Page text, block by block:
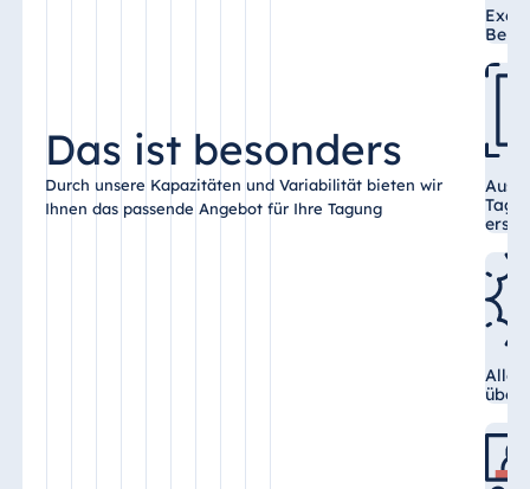
Das ist besonders
Durch unsere Kapazitäten und Variabilität bieten wir
Ihnen das passende Angebot für Ihre Tagung
Alle
über